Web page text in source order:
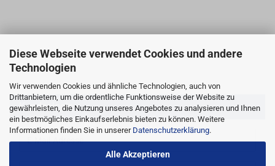
Diese Webseite verwendet Cookies und andere
Technologien
Wir verwenden Cookies und ähnliche Technologien, auch von
Drittanbietern, um die ordentliche Funktionsweise der Website zu
gewährleisten, die Nutzung unseres Angebotes zu analysieren und Ihnen
ein bestmögliches Einkaufserlebnis bieten zu können. Weitere
Informationen finden Sie in unserer Datenschutzerklärung.
Alle Akzeptieren
Kundenlogin
E-